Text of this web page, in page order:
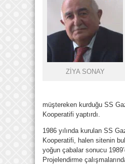
ZİYA SONAY
müştereken kurduğu SS
Kooperatifi yaptırdı.
1986 yılında kurulan SS
Kooperatifi, halen sitenin
yoğun çabalar sonucu
Projelendirme